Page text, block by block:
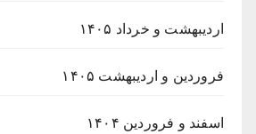
اردیبهشت و خرداد ۱۴۰۵
فروردین و اردیبهشت ۱۴۰۵
اسفند و فروردین ۱۴۰۴